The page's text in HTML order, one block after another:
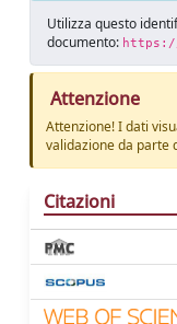
Utilizza questo
documento:
Attenzione
Attenzione! I dati
validazione da parte
Citazioni